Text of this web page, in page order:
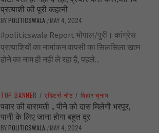
प्रत्याशी की पूरी कहानी
BY POLITICSWALA / MAY 4, 2024
#politicswala Report भोपाल/पुरी। कांग्रेस
प्रत्याशियों का नामांकन वापसी का सिलसिला खत्म
होने का नाम ही नहीं ले रहा है, पहले...
TOP BANNER / एडिटर्स नोट / बिहार चुनाव
पवार की बारामती .. पीने को दारु मिलेगी भरपूर,
पानी के लिए जाना होगा बहुत दूर
BY POLITICSWALA / MAY 4, 2024